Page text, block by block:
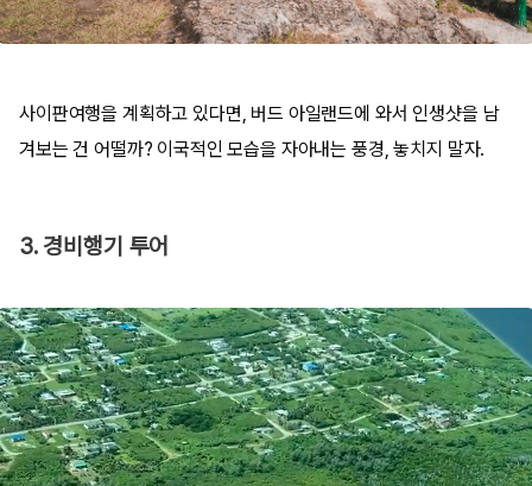
사이판여행을 계획하고 있다면, 버드 아일랜드에 와서 인생샷을 남
겨보는 건 어떨까? 이국적인 모습을 자아내는 풍경, 놓치지 말자.
3. 경비행기 투어